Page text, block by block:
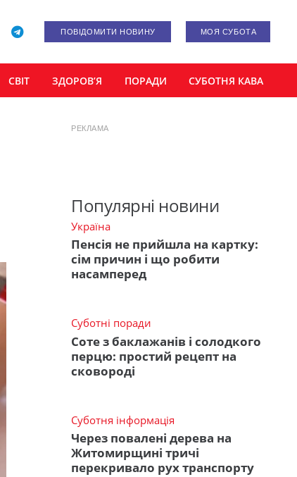
ПОВІДОМИТИ НОВИНУ МОЯ СУБОТА
СВІТ ЗДОРОВ’Я ПОРАДИ СУБОТНЯ КАВА
РЕКЛАМА
Популярні новини
Україна
Пенсія не прийшла на картку:
сім причин і що робити
насамперед
Суботні поради
Соте з баклажанів і солодкого
перцю: простий рецепт на
сковороді
Суботня інформація
Через повалені дерева на
Житомирщині тричі
перекривало рух транспорту